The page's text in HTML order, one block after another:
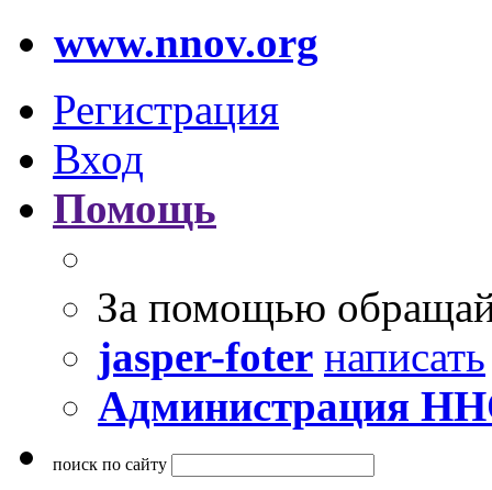
www.nnov.org
Регистрация
Вход
Помощь
За помощью
jasper-foter написать
Администрация
поиск по сайту